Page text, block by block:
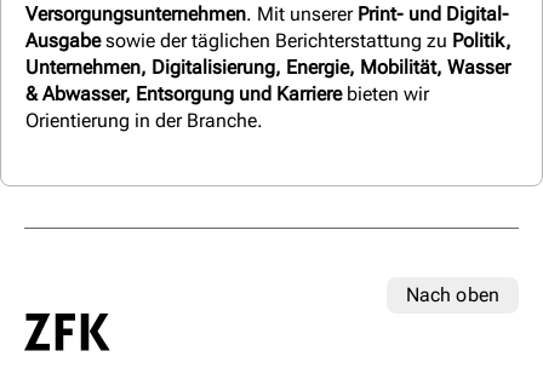
Versorgungsunternehmen. Mit unserer Print- und Digital-
Ausgabesowie der täglichen Berichterstattung zu Politik,
Unternehmen, Digitalisierung, Energie, Mobilität, Wasser
& Abwasser, Entsorgung und Karrierebieten wir
Orientierung in der Branche.
Nach oben